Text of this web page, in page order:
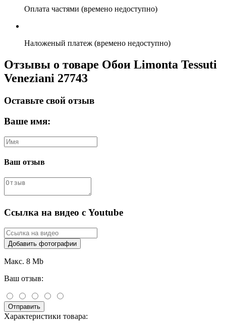
Оплата частями (времено недоступно)
Наложеный платеж (времено недоступно)
Отзывы о товаре Обои Limonta Tessuti
Veneziani 27743
Оставьте свой отзыв
Ваше имя:
Ваш отзыв
Ссылка на видео с Youtube
Добавить фотографии
Макс. 8 Mb
Ваш отзыв:
Отправить
Характеристики товара: